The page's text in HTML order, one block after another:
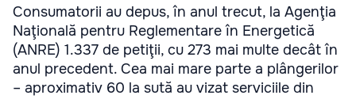
Consumatorii au depus, în anul trecut, la Agenţia
Naţională pentru Reglementare în Energetică
(ANRE) 1.337 de petiţii, cu 273 mai multe decât în
anul precedent. Cea mai mare parte a plângerilor
– aproximativ 60 la sută au vizat serviciile din